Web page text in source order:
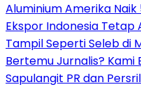
Aluminium Amerika
Ekspor Indonesia Tetap
Tampil Seperti Seleb di
Bertemu Jurnalis? Kami
Sapulangit PR dan